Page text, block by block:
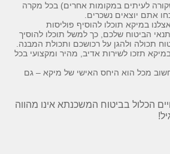
לעיתים במקומות אחרים) בכל מקרה
אתם יוצאים נשכרים.
במיקא תוכלו להוסיף פוליסות
הביטוח שלכם, כך למשל תוכלו להוסיך
תכולה ולהגן על רכושכם ותכולת המבנה.
תזכו לשירות אדיב, מהיר ומקצועי בכל
מכל הוא היחס האישי של מיקא – גם
הכלול בביטוח המשכנתא אינו מהווה